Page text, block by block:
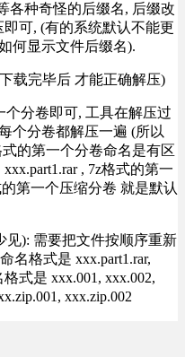
各种奇怪的后缀名, 后缀改
可, (有的系统默认不能更
何显示文件后缀名).
载完毕后 才能正确解压)
分卷即可, 工具在解压过
个分卷都解压一遍 (所以
的第一个分卷命名是有区
, 7z格式的第一
第一个压缩分卷 就是默认
见): 需要把文件按顺序重新
名格式是 xxx.part1.rar,
格式是 xxx.001, xxx.002,
xxx.zip.002